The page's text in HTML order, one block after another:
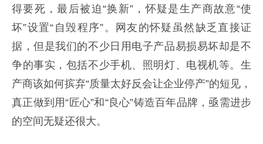
得要死，最后被迫“换新”，怀疑是生产商故意“使
坏”设置“自毁程序”。网友的怀疑虽然缺乏直接证
据，但是我们的不少日用电子产品易损易坏却是不
争的事实，包括不少手机、照明灯、电视机等。生
产商该如何摈弃“质量太好反会让企业停产”的短见，
真正做到用“匠心”和“良心”铸造百年品牌，亟需进步
的空间无疑还很大。